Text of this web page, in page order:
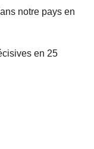
notre pays en
en 25